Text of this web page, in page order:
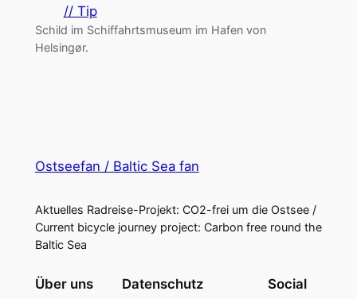
// Tip
Schild im Schiffahrtsmuseum im Hafen von
Helsingør.
Ostseefan / Baltic Sea fan
Aktuelles Radreise-Projekt: CO2-frei um die Ostsee /
Current bicycle journey project: Carbon free round the
Baltic Sea
Über uns Datenschutz Social